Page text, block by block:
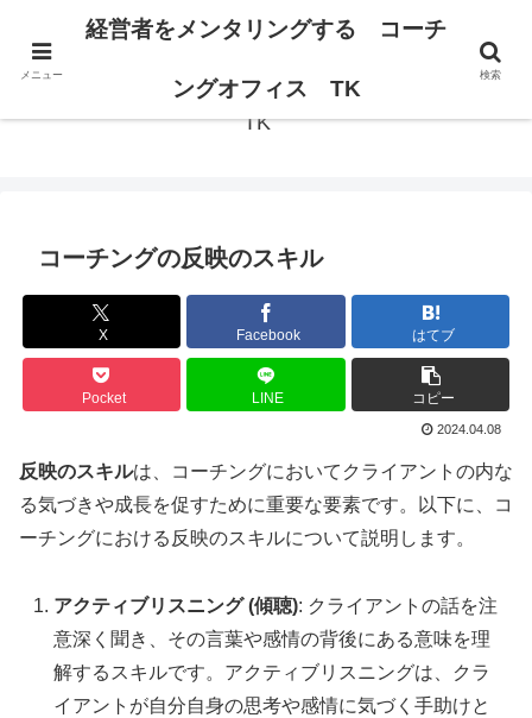
経営者の思考が変われば、組織は変わる。
経営者をメンタリングする コーチングオフィス
TK
コーチングの反映のスキル
X Facebook はてブ
Pocket LINE コピー
2024.04.08
反映のスキルは、コーチングにおいてクライアントの内な
る気づきや成長を促すために重要な要素です。以下に、コ
ーチングにおける反映のスキルについて説明します。
アクティブリスニング (傾聴): クライアントの話を注
意深く聞き、その言葉や感情の背後にある意味を理
解するスキルです。アクティブリスニングは、クラ
イアントが自分自身の思考や感情に気づく手助けと
メニュー
経営者をメンタリングする コーチ
ングオフィス TK
検索